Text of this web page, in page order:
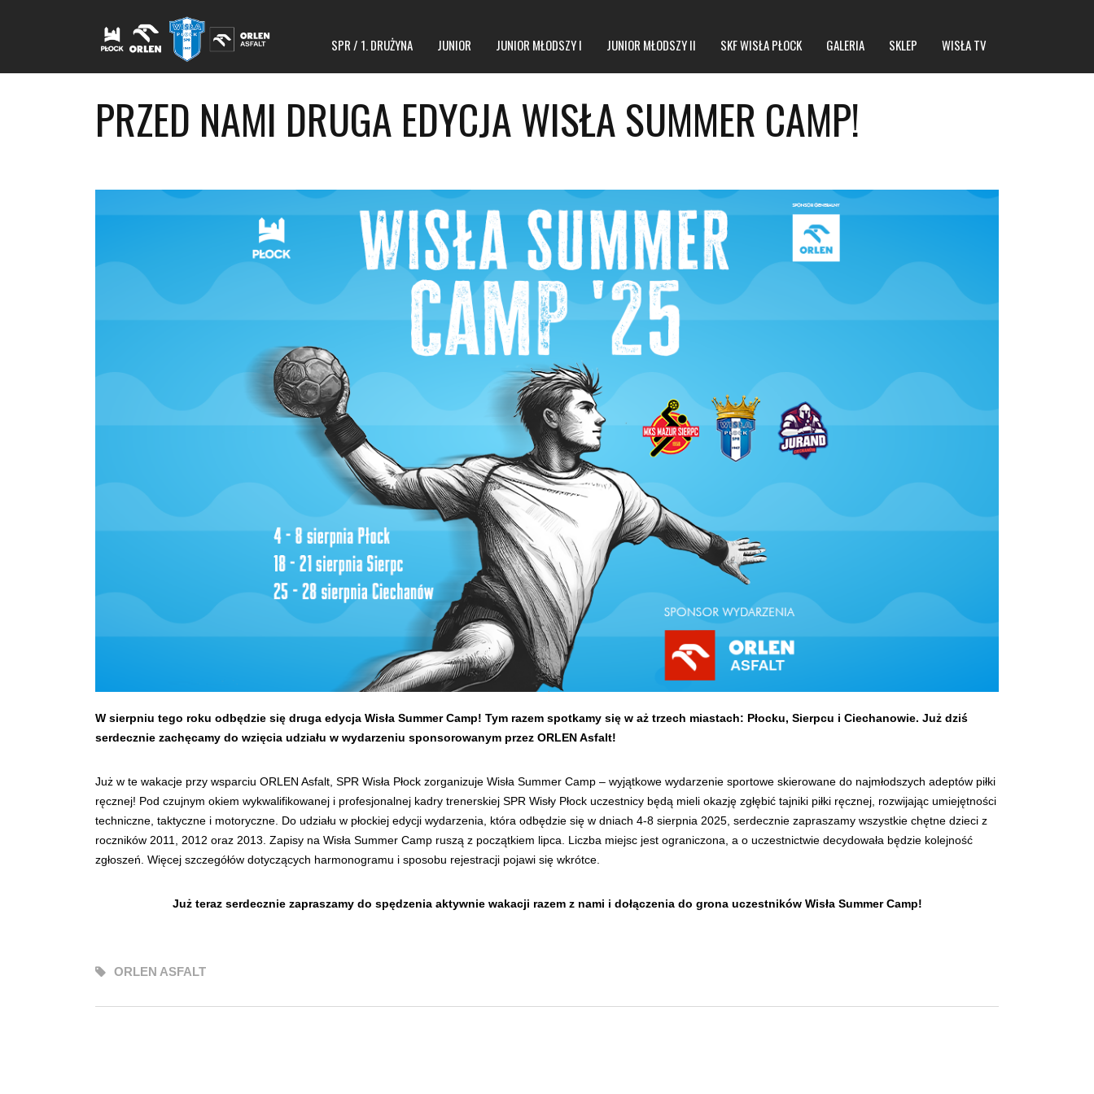
SPR / 1. DRUŻYNA JUNIOR JUNIOR MŁODSZY I JUNIOR MŁODSZY II SKF WISŁA PŁOCK GALERIA SKLEP WISŁA TV
PRZED NAMI DRUGA EDYCJA WISŁA SUMMER CAMP!
W sierpniu tego roku odbędzie się druga edycja Wisła Summer Camp! Tym razem spotkamy się w aż trzech miastach: Płocku, Sierpcu i Ciechanowie. Już dziś
serdecznie zachęcamy do wzięcia udziału w wydarzeniu sponsorowanym przez ORLEN Asfalt!
Już w te wakacje przy wsparciu ORLEN Asfalt, SPR Wisła Płock zorganizuje Wisła Summer Camp – wyjątkowe wydarzenie sportowe skierowane do najmłodszych adeptów piłki
ręcznej! Pod czujnym okiem wykwalifikowanej i profesjonalnej kadry trenerskiej SPR Wisły Płock uczestnicy będą mieli okazję zgłębić tajniki piłki ręcznej, rozwijając umiejętności
techniczne, taktyczne i motoryczne. Do udziału w płockiej edycji wydarzenia, która odbędzie się w dniach 4-8 sierpnia 2025, serdecznie zapraszamy wszystkie chętne dzieci z
roczników 2011, 2012 oraz 2013. Zapisy na Wisła Summer Camp ruszą z początkiem lipca. Liczba miejsc jest ograniczona, a o uczestnictwie decydowała będzie kolejność
zgłoszeń. Więcej szczegółów dotyczących harmonogramu i sposobu rejestracji pojawi się wkrótce.
Już teraz serdecznie zapraszamy do spędzenia aktywnie wakacji razem z nami i dołączenia do grona uczestników Wisła Summer Camp!
ORLEN ASFALT